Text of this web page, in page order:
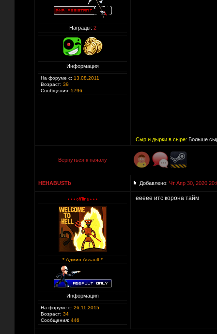
Награды: 2
Информация
На форуме с: 13.08.2011
Возраст: 39
Сообщения: 5796
Сыр и дырки в сыре: Больше
Вернуться к началу
HEHABUSTb Добавлено: Чт Апр 30, 2020
* Админ Assault *
Информация
На форуме с: 26.11.2015
Возраст: 34
Сообщения: 446
еееее итс корона тайм